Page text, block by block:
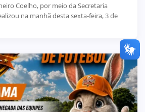
Coelho, por meio da Secretaria
na manhã desta sexta-feira, 3 de